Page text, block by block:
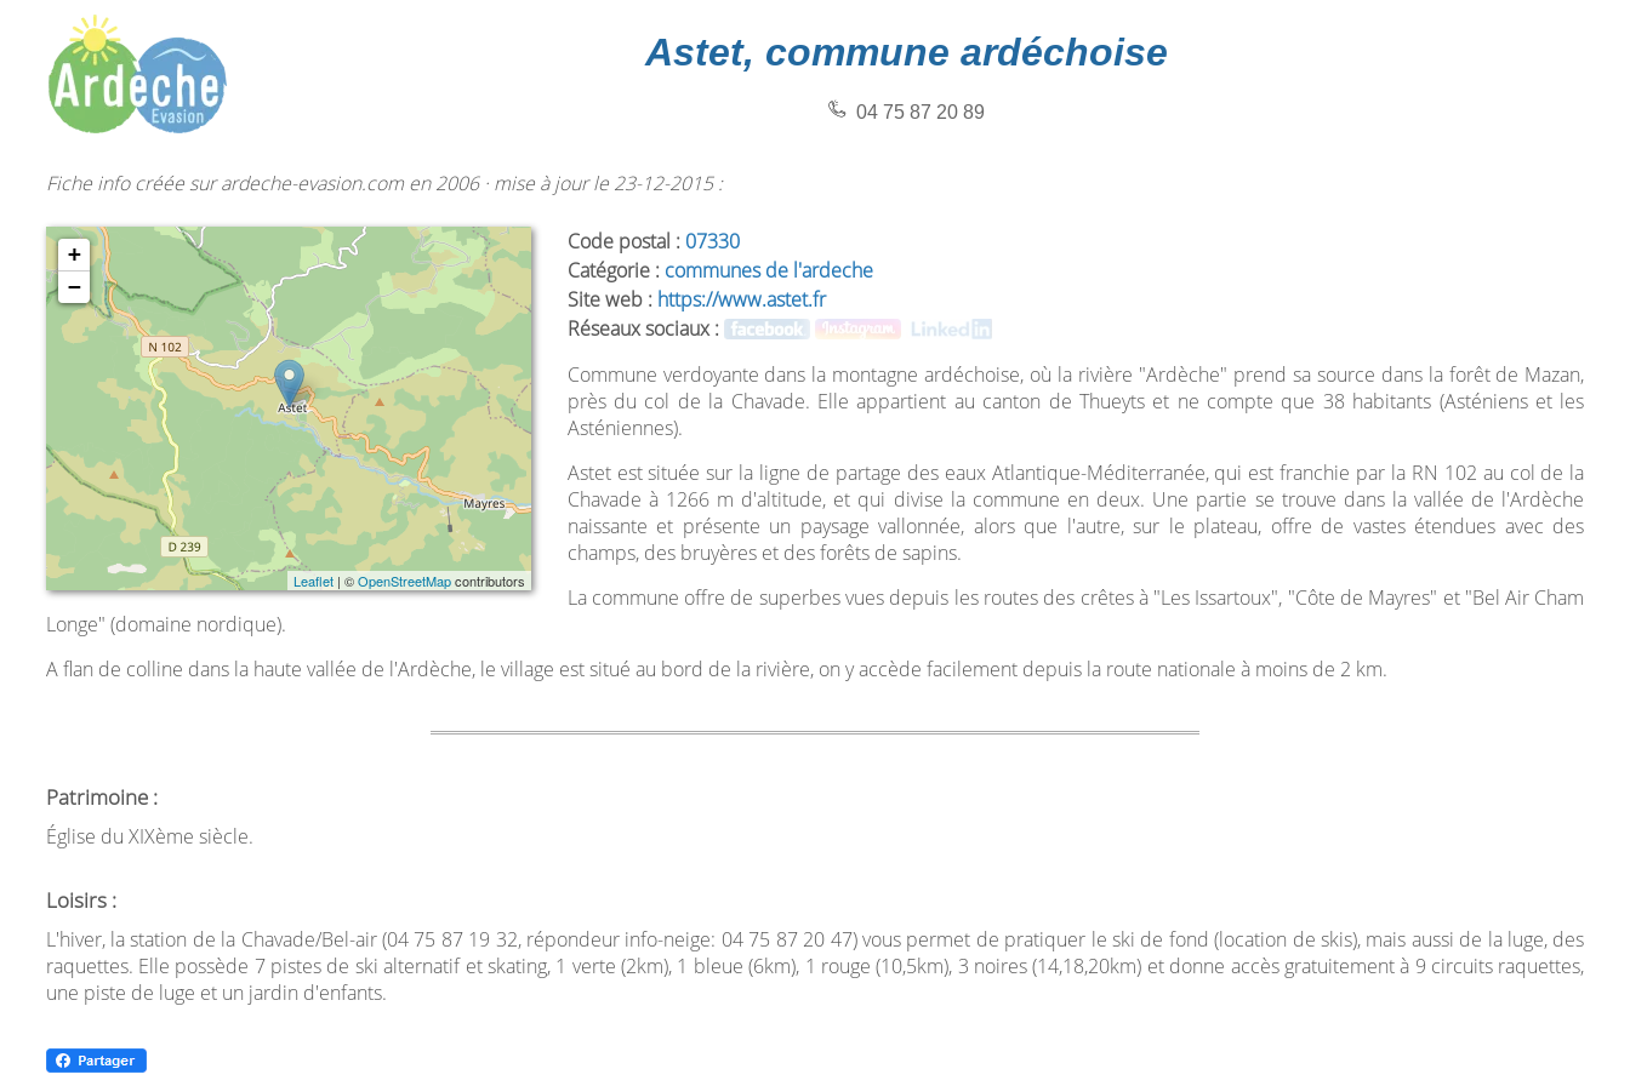
Astet, commune ardéchoise
04 75 87 20 89
Fiche info créée sur ardeche-evasion.com en 2006 · mise à jour le 23-12-2015 :
+
−
Leaflet| ©OpenStreetMapcontributors
Code postal : 07330
Catégorie : communes de l'ardeche
Site web : https://www.astet.fr
Réseaux sociaux :
Commune verdoyante dans la montagne ardéchoise, où la rivière "Ardèche" prend sa source dans la forêt de Mazan,
près du col de la Chavade. Elle appartient au canton de Thueyts et ne compte que 38 habitants (Asténiens et les
Asténiennes).
Astet est située sur la ligne de partage des eaux Atlantique-Méditerranée, qui est franchie par la RN 102 au col de la
Chavade à 1266 m d'altitude, et qui divise la commune en deux. Une partie se trouve dans la vallée de l'Ardèche
naissante et présente un paysage vallonnée, alors que l'autre, sur le plateau, offre de vastes étendues avec des
champs, des bruyères et des forêts de sapins.
La commune offre de superbes vues depuis les routes des crêtes à "Les Issartoux", "Côte de Mayres" et "Bel Air Cham
Longe" (domaine nordique).
A flan de colline dans la haute vallée de l'Ardèche, le village est situé au bord de la rivière, on y accède facilement depuis la route nationale à moins de 2 km.
Patrimoine :
Église du XIXème siècle.
Loisirs :
L'hiver, la station de la Chavade/Bel-air (04 75 87 19 32, répondeur info-neige: 04 75 87 20 47) vous permet de pratiquer le ski de fond (location de skis), mais aussi de la luge, des
raquettes. Elle possède 7 pistes de ski alternatif et skating, 1 verte (2km), 1 bleue (6km), 1 rouge (10,5km), 3 noires (14,18,20km) et donne accès gratuitement à 9 circuits raquettes,
une piste de luge et un jardin d'enfants.